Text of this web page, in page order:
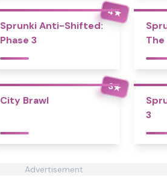
4★
Sprunki Anti-Shifted:
Phase 3
3★
City Brawl
3
Advertisement